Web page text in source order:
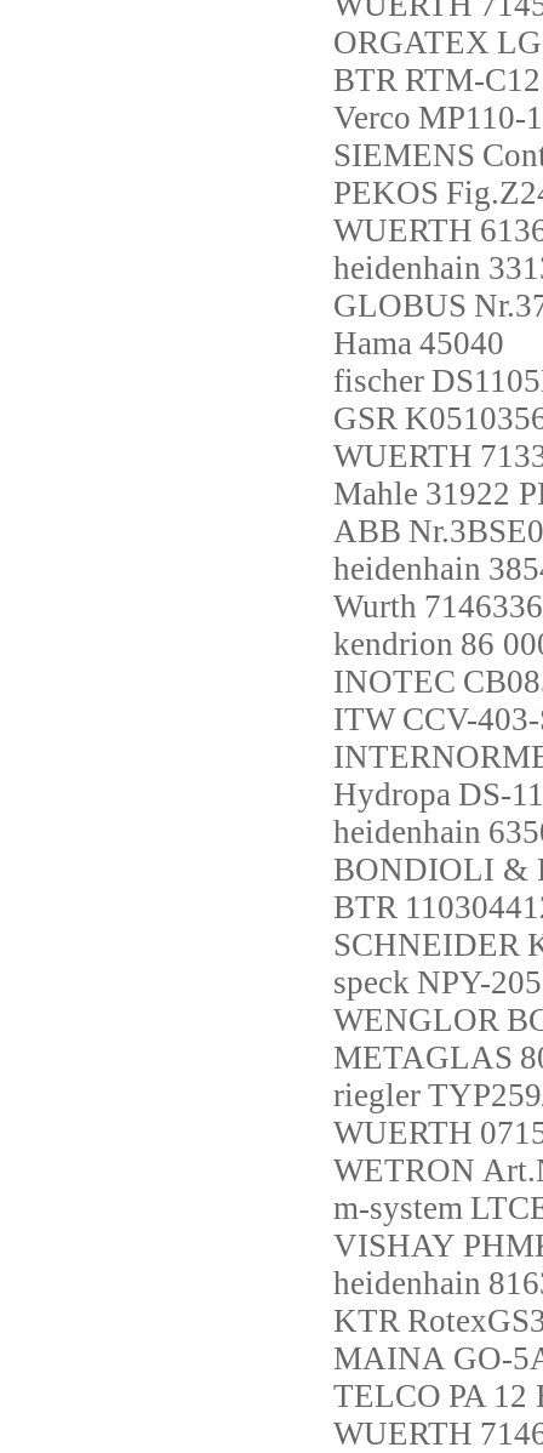
ORGATEX
BTR RTM-
Verco MP110-
SIEMENS
PEKOS
WUERTH
heidenhain
GLOBUS
Hama 45040
fischer
GSR
WUERTH
Mahle 31922
ABB
heidenhain
Wurth 7146336
kendrion 86
INOTEC
ITW CCV-
Hydropa DS-
heidenhain
BONDIOLI &
BTR
SCHNEIDER
speck NPY-
WENGLOR
METAGLAS
riegler
WUERTH
WETRON
m-system
VISHAY
heidenhain
KTR
MAINA GO-
TELCO PA 12
WUERTH